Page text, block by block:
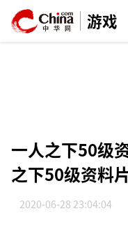
游戏
一人之下50级
之下50级资料
2020-06-28 23:04:04